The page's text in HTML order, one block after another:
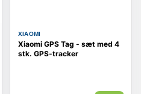
XIAOMI
Xiaomi GPS Tag - sæt med 4
stk. GPS-tracker